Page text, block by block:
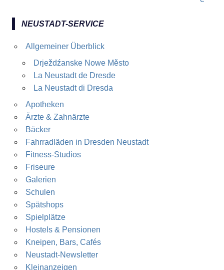
NEUSTADT-SERVICE
Allgemeiner Überblick
Drježdźanske Nowe Město
La Neustadt de Dresde
La Neustadt di Dresda
Apotheken
Ärzte & Zahnärzte
Bäcker
Fahrradläden in Dresden Neustadt
Fitness-Studios
Friseure
Galerien
Schulen
Spätshops
Spielplätze
Hostels & Pensionen
Kneipen, Bars, Cafés
Neustadt-Newsletter
Kleinanzeigen